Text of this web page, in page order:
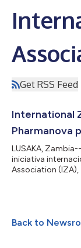
Get RSS Feed
International
Pharmanova
LUSAKA,
iniciativa
Association
a Zâmbia. A
uma cerimônia
Zâmbia, a
Back to